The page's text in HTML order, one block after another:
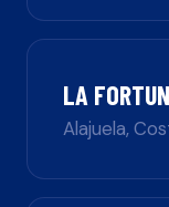
LA
Alajuela,